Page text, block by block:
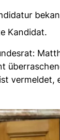
Kandidat.
vermeldet,